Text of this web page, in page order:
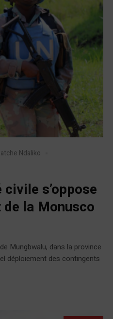
Ndaliko
s’oppose
la Monusco
Mungbwalu, dans la province
déploiement des contingents